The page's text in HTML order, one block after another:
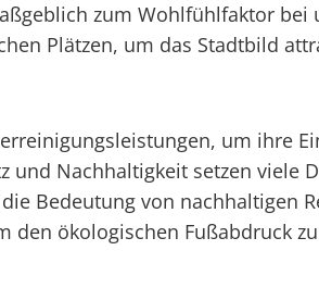
zum Wohlfühlfaktor
Plätzen, um das Stadtbild
um ihre
und Nachhaltigkeit setzen viele
Bedeutung von nachhaltigen
ökologischen Fußabdruck